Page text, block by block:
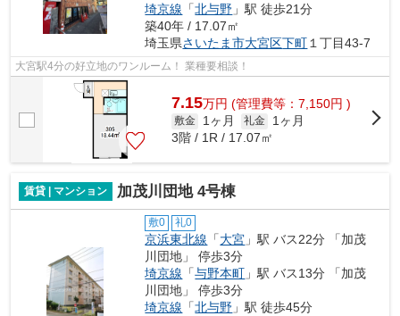
埼京線 「北与野 」駅 徒歩21分
築40年 / 17.07㎡
埼玉県さいたま市大宮区下町 １丁目43-7
大宮駅4分の好立地のワンルーム！ 業種要相談！
7.15万円 (管理費等：7,150円 )
敷金 1ヶ月 礼金
1ヶ月
3階 / 1R / 17.07㎡
賃貸 | マンション 加茂川団地 4号棟
敷0 礼0
京浜東北線 「大宮 」駅 バス22分 「加茂
川団地」 停歩3分
埼京線 「与野本町 」駅 バス13分 「加茂
川団地」 停歩3分
埼京線 「北与野 」駅 徒歩45分